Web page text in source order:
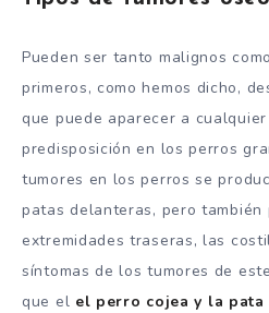
Pueden ser tanto malignos
primeros, como hemos dicho,
que puede aparecer a
predisposición en los perros
tumores en los perros se
patas delanteras, pero
extremidades traseras, las
síntomas de los tumores de
que el el perro cojea y la pata